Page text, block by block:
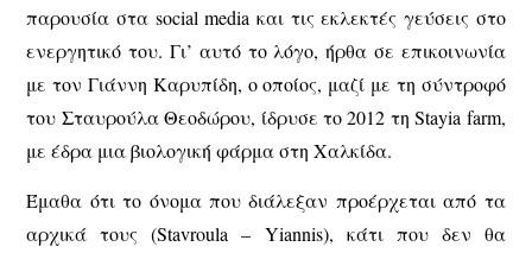
παρουσία στα social media και τις εκλεκτές γεύσεις στο
ενεργητικό του. Γι’ αυτό το λόγο, ήρθα σε επικοινωνία
με τον Γιάννη Καρυπίδη, ο οποίος, μαζί με τη σύντροφό
του Σταυρούλα Θεοδώρου, ίδρυσε το 2012 τη Stayia farm,
με έδρα μια βιολογική φάρμα στη Χαλκίδα.
Έμαθα ότι το όνομα που διάλεξαν προέρχεται από τα
αρχικά τους (Stavroula – Yiannis), κάτι που δεν θα